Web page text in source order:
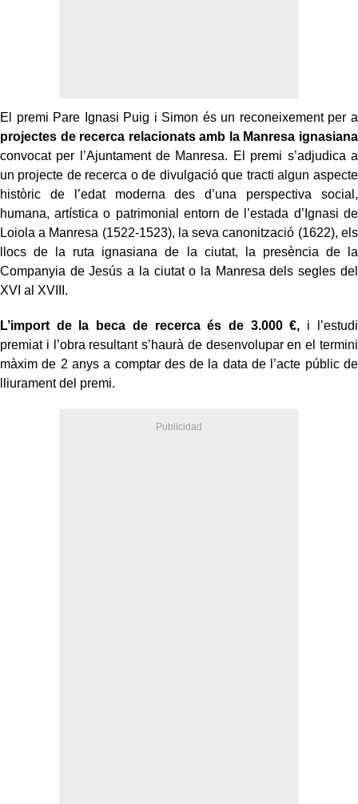
El premi Pare Ignasi Puig i Simon és un reconeixement per a
projectes de recerca relacionats amb la Manresa ignasiana
convocat per l’Ajuntament de Manresa. El premi s’adjudica a
un projecte de recerca o de divulgació que tracti algun aspecte
històric de l’edat moderna des d’una perspectiva social,
humana, artística o patrimonial entorn de l’estada d’Ignasi de
Loiola a Manresa (1522-1523), la seva canonització (1622), els
llocs de la ruta ignasiana de la ciutat, la presència de la
Companyia de Jesús a la ciutat o la Manresa dels segles del
XVI al XVIII.
L’import de la beca de recerca és de 3.000 €, i l’estudi
premiat i l’obra resultant s’haurà de desenvolupar en el termini
màxim de 2 anys a comptar des de la data de l’acte públic de
lliurament del premi.